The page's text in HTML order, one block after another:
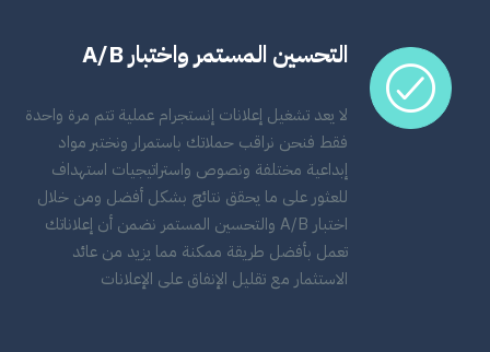
التحسين المستمر واختبار A/B
لا يعد تشغيل إعلانات إنستجرام عملية تتم مرة واحدة
فقط فنحن نراقب حملاتك باستمرار ونختبر مواد
إبداعية مختلفة ونصوص واستراتيجيات استهداف
للعثور على ما يحقق نتائج بشكل أفضل ومن خلال
اختبار A/B والتحسين المستمر نضمن أن إعلاناتك
تعمل بأفضل طريقة ممكنة مما يزيد من عائد
الاستثمار مع تقليل الإنفاق على الإعلانات